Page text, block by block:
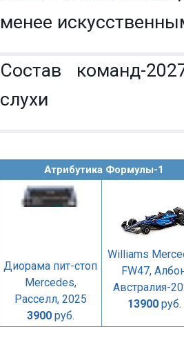
менее
Состав команд-
слухи
Атрибутика Формулы-1
Диорама пит-стоп
Mercedes,
Расселл, 2025
3900руб.
Williams
FW47,
Австралия-
13900 руб.